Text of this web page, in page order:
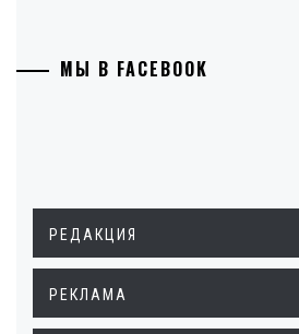
МЫ В FACEBOOK
РЕДАКЦИЯ
РЕКЛАМА